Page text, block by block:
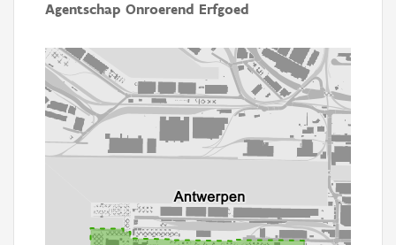
Agentschap Onroerend Erfgoed